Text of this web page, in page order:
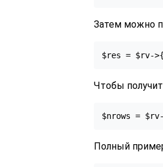
Затем можно
$res = $rv-
Чтобы
$nrows =
Полный